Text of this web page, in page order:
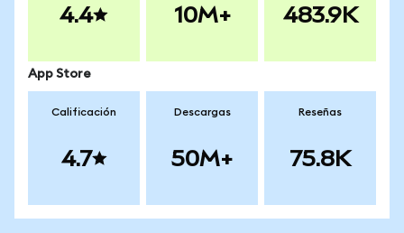
4.4 10M+ 483.9K
App Store
Calificación
4.7
Descargas
50M+
Reseñas
75.8K